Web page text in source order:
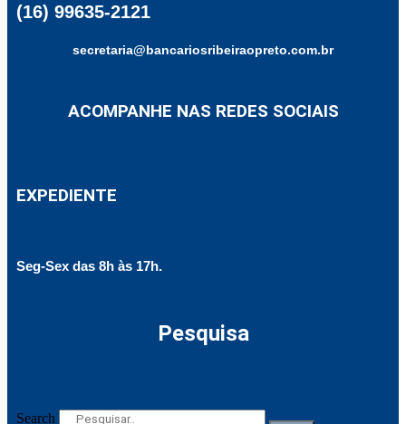
(16) 99635-2121
secretaria@bancariosribeiraopreto.com.br
ACOMPANHE NAS REDES SOCIAIS
EXPEDIENTE
Seg-Sex das 8h às 17h.
Pesquisa
Search